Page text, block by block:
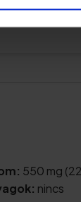
550 mg
nincs